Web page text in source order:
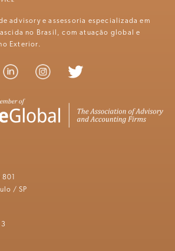
advisory e assessoria especializada em
no Brasil, com atuação global e
Exterior.
/ SP